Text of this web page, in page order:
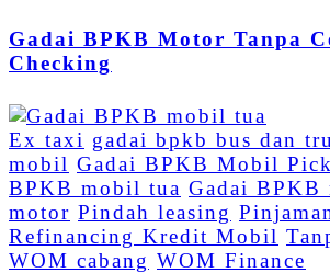
Gadai BPKB Motor Tanpa
Checking
Ex taxi gadai bpkb bus dan
mobil Gadai BPKB Mobil
BPKB mobil tua Gadai BPKB
motor Pindah leasing
Refinancing Kredit Mobil
WOM cabang WOM Finance